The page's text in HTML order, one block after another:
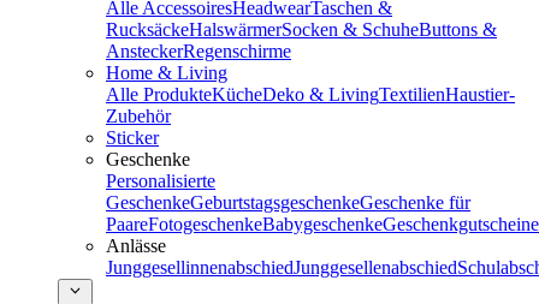
Alle AccessoiresHeadwearTaschen &
RucksäckeHalswärmerSocken & SchuheButtons &
AnsteckerRegenschirme
Home & Living
Alle ProdukteKücheDeko & LivingTextilienHaustier-
Zubehör
Sticker
Geschenke
Personalisierte
GeschenkeGeburtstagsgeschenkeGeschenke für
PaareFotogeschenkeBabygeschenkeGeschenkgutscheine
Anlässe
JunggesellinnenabschiedJunggesellenabschied